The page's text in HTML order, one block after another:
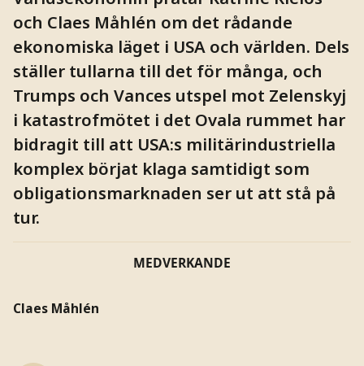
och Claes Måhlén om det rådande
ekonomiska läget i USA och världen. Dels
ställer tullarna till det för många, och
Trumps och Vances utspel mot Zelenskyj
i katastrofmötet i det Ovala rummet har
bidragit till att USA:s militärindustriella
komplex börjat klaga samtidigt som
obligationsmarknaden ser ut att stå på
tur.
MEDVERKANDE
Claes Måhlén